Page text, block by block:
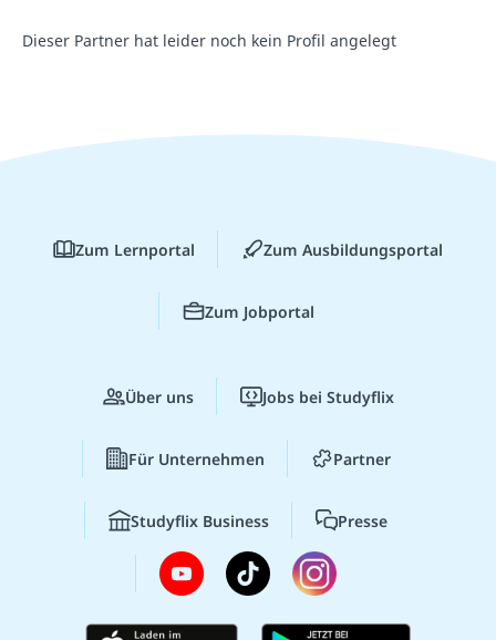
Dieser Partner hat leider noch kein Profil angelegt
Zum Lernportal Zum Ausbildungsportal
Zum Jobportal
Über uns Jobs bei Studyflix
Für Unternehmen Partner
Studyflix Business Presse